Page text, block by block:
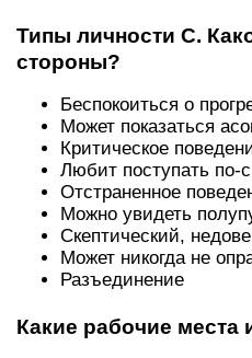
Типы личности С.
стороны?
Беспокоиться о
Может показаться
Критическое
Любит поступать по-
Отстраненное
Можно увидеть
Скептический,
Может никогда не
Разъединение
Какие рабочие места